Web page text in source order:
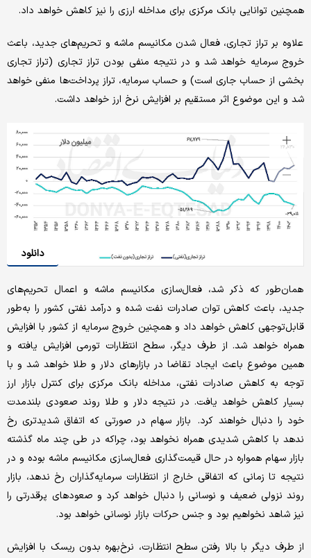
همچنین توانایی بانک مرکزی برای مداخله ارزی را نیز کاهش خواهد داد.
علاوه بر تراز تجاری، فعال شدن مکانیسم ماشه و تحریم‌های جدید، باعث
خروج سرمایه خواهد شد و در نتیجه‌ منفی بودن تراز تجاری (تراز تجاری
بخشی از حساب جاری است) و حساب سرمایه، تراز پرداخت‌ها منفی خواهد
شد و این موضوع اثر مستقیم بر افزایش نرخ ارز خواهد داشت.
دانلود
همان‌طور که ذکر شد، فعال‌سازی مکانیسم ماشه و اعمال تحریم‌های
جدید، باعث کاهش توان صادرات نفت شده و درآمد نفتی کشور را به‌طور
قابل‌توجهی کاهش خواهد داد و همچنین خروج سرمایه از کشور با افزایش
همراه خواهد شد. از طرف دیگر، سطح انتظارات تورمی افزایش یافته و
همین موضوع باعث ایجاد تقاضا در بازارهای دلار و طلا خواهد شد و با
توجه به کاهش صادرات نفتی، مداخله بانک مرکزی برای کنترل بازار ارز
بسیار کاهش خواهد یافت. در نتیجه دلار و طلا روند صعودی بلندمدت
خود را دنبال خواهند کرد. بازار سهام در صورتی که اتفاق شدیدتری رخ
ندهد با کاهش شدیدی همراه نخواهد بود، چراکه در طی چند ماه گذشته
بازار سهام همواره در حال قیمت‌گذاری فعال‌سازی مکانیسم ماشه بوده و در
نتیجه تا زمانی که اتفاقی خارج از انتظارات سرمایه‌گذاران رخ ندهد، بازار
روند نزولی ضعیف و نوسانی را دنبال خواهد کرد و صعودهای پرقدرتی را
نیز شاهد نخواهیم بود و جنس حرکات بازار نوسانی خواهد بود.
از طرف دیگر با بالا رفتن سطح انتظارت، نرخ‌بهره بدون ریسک با افزایش